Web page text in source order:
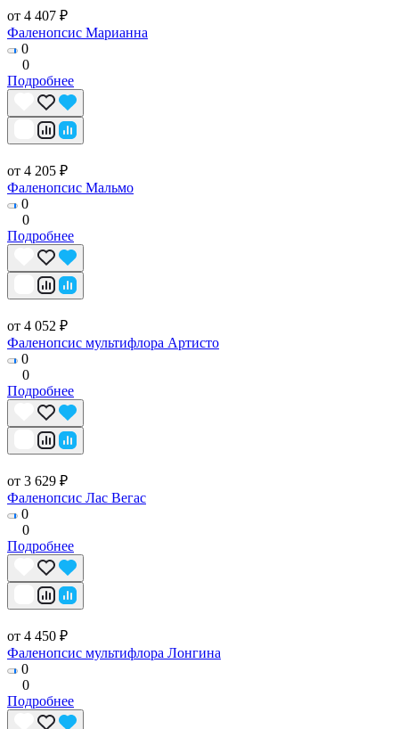
от 4 407 ₽
Фаленопсис Марианна
0
0
Подробнее
от 4 205 ₽
Фаленопсис Мальмо
0
0
Подробнее
от 4 052 ₽
Фаленопсис мультифлора Артисто
0
0
Подробнее
от 3 629 ₽
Фаленопсис Лас Вегас
0
0
Подробнее
от 4 450 ₽
Фаленопсис мультифлора Лонгина
0
0
Подробнее